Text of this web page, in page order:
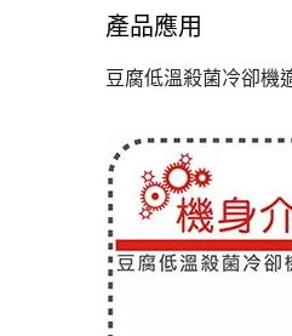
產品應用
豆腐低溫殺菌冷卻機